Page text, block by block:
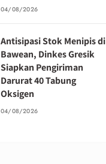
04/08/2026
Antisipasi Stok Menipis di
Bawean, Dinkes Gresik
Siapkan Pengiriman
Darurat 40 Tabung
Oksigen
04/08/2026